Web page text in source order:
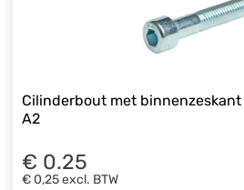
Cilinderbout met binnenzeskant
A2
€ 0.25
€ 0,25excl. BTW